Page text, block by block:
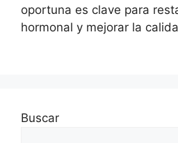
oportuna es clave para
hormonal y mejorar la
Buscar